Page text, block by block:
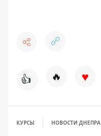
👍 🔥 ♥
КУРСЫ НОВОСТИ ДНЕПРА